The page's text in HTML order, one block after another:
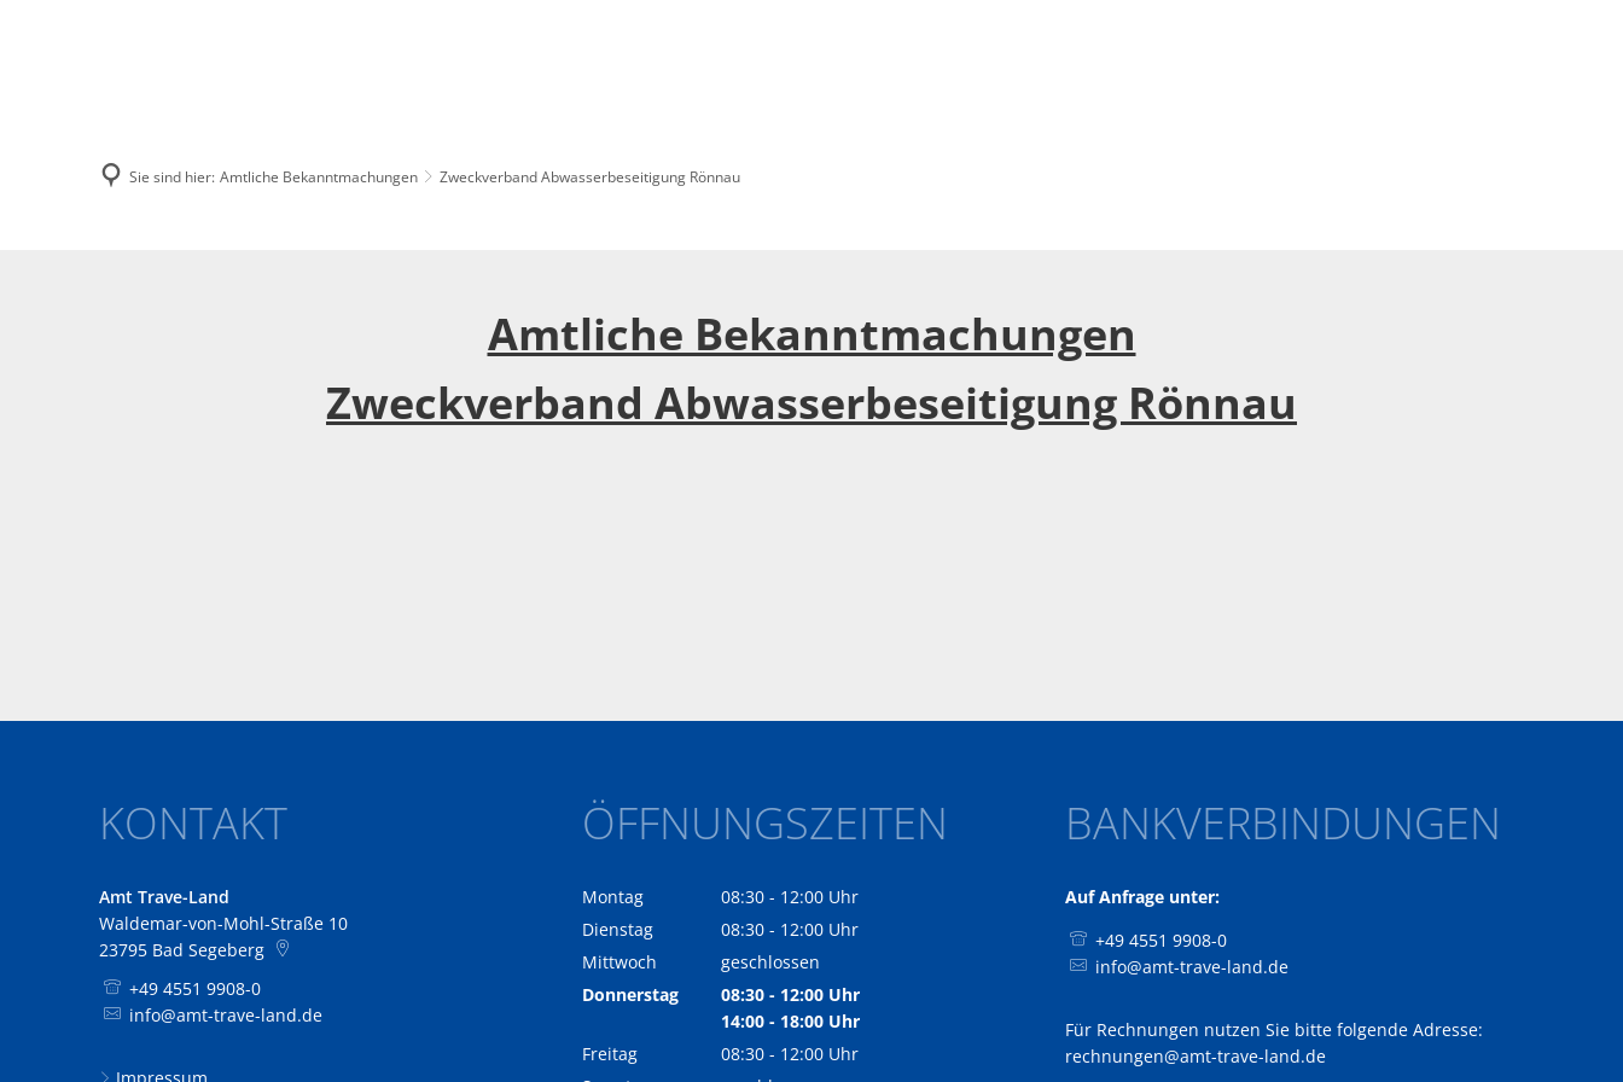
Sie sind hier: Amtliche Bekanntmachungen Zweckverband Abwasserbeseitigung Rönnau
Amtliche Bekanntmachungen
Zweckverband Abwasserbeseitigung Rönnau
KONTAKT
Amt Trave-Land
Waldemar-von-Mohl-Straße 10
23795 Bad Segeberg
+49 4551 9908-0
info@amt-trave-land.de
ÖFFNUNGSZEITEN
Montag 08:30 - 12:00 Uhr
Von 08:30 bis 12:00 Uhr
Dienstag 08:30 - 12:00 Uhr
Von 08:30 bis 12:00 Uhr
Mittwoch
geschlossen
Donnerstag
08:30 - 12:00 Uhr
Von 08:30 bis 12:00 Uhr
14:00 - 18:00 Uhr
Von 14:00 bis 18:00 Uhr
Freitag 08:30 - 12:00 Uhr
BANKVERBINDUNGEN
Auf Anfrage unter:
+49 4551 9908-0
info@amt-trave-land.de
Für Rechnungen nutzen Sie bitte folgende Adresse:
rechnungen@amt-trave-land.de